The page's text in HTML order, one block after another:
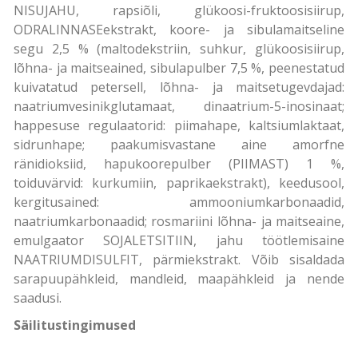
NISUJAHU, rapsiõli, glükoosi-fruktoosisiirup,
ODRALINNASEekstrakt, koore- ja sibulamaitseline
segu 2,5 % (maltodekstriin, suhkur, glükoosisiirup,
lõhna- ja maitseained, sibulapulber 7,5 %, peenestatud
kuivatatud petersell, lõhna- ja maitsetugevdajad:
naatriumvesinikglutamaat, dinaatrium-5-inosinaat;
happesuse regulaatorid: piimahape, kaltsiumlaktaat,
sidrunhape; paakumisvastane aine amorfne
ränidioksiid, hapukoorepulber (PIIMAST) 1 %,
toiduvärvid: kurkumiin, paprikaekstrakt), keedusool,
kergitusained: ammooniumkarbonaadid,
naatriumkarbonaadid; rosmariini lõhna- ja maitseaine,
emulgaator SOJALETSITIIN, jahu töötlemisaine
NAATRIUMDISULFIT, pärmiekstrakt. Võib sisaldada
sarapuupähkleid, mandleid, maapähkleid ja nende
saadusi.
Säilitustingimused